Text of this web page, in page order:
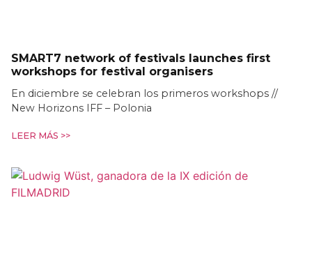
SMART7 network of festivals launches first
workshops for festival organisers
En diciembre se celebran los primeros workshops //
New Horizons IFF – Polonia
LEER MÁS >>